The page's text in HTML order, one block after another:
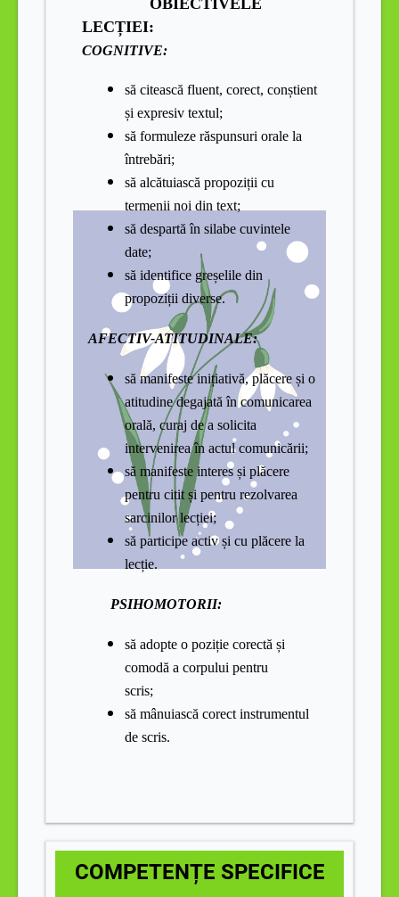
OBIECTIVELE
LECȚIEI:
COGNITIVE:
să citească fluent, corect, conștient
și expresiv textul;
să formuleze răspunsuri orale la
întrebări;
să alcătuiască propoziții cu
termenii noi din text;
să despartă în silabe cuvintele
date;
să identifice greșelile din
propoziții diverse.
AFECTIV-ATITUDINALE:
să manifeste inițiativă, plăcere și o
atitudine degajată în comunicarea
orală, curaj de a solicita
intervenirea în actul comunicării;
să manifeste interes și plăcere
pentru citit și pentru rezolvarea
sarcinilor lecției;
să participe activ și cu plăcere la
lecție.
PSIHOMOTORII:
să adopte o poziție corectă și
comodă a corpului pentru
scris;
să mânuiască corect instrumentul
de scris.
COMPETENȚE SPECIFICE